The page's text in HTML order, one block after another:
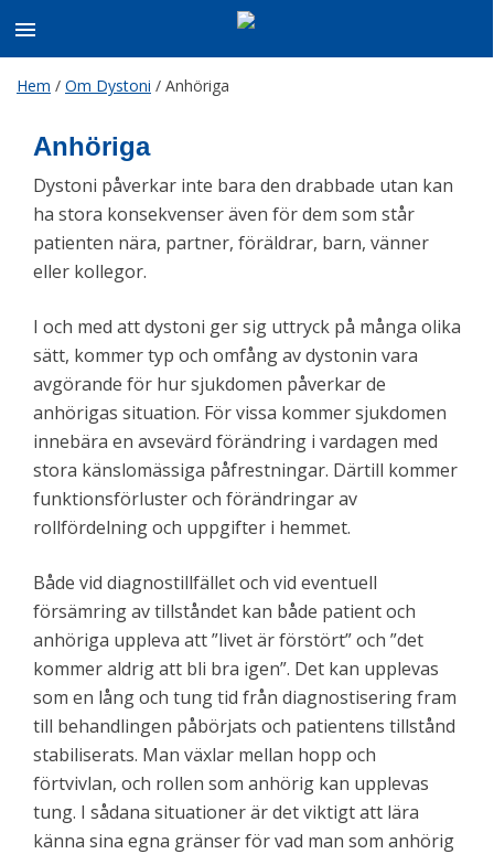
Hem / Om Dystoni / Anhöriga
Anhöriga
Dystoni påverkar inte bara den drabbade utan kan
ha stora konsekvenser även för dem som står
patienten nära, partner, föräldrar, barn, vänner
eller kollegor.
I och med att dystoni ger sig uttryck på många olika
sätt, kommer typ och omfång av dystonin vara
avgörande för hur sjukdomen påverkar de
anhörigas situation. För vissa kommer sjukdomen
innebära en avsevärd förändring i vardagen med
stora känslomässiga påfrestningar. Därtill kommer
funktionsförluster och förändringar av
rollfördelning och uppgifter i hemmet.
Både vid diagnostillfället och vid eventuell
försämring av tillståndet kan både patient och
anhöriga uppleva att ”livet är förstört” och ”det
kommer aldrig att bli bra igen”. Det kan upplevas
som en lång och tung tid från diagnostisering fram
till behandlingen påbörjats och patientens tillstånd
stabiliserats. Man växlar mellan hopp och
förtvivlan, och rollen som anhörig kan upplevas
tung. I sådana situationer är det viktigt att lära
känna sina egna gränser för vad man som anhörig